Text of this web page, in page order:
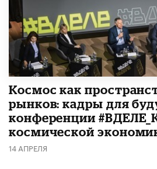
Космос как
рынков: кадры для
конференции
космической
14 АПРЕЛЯ